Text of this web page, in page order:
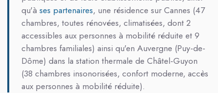
qu'à ses partenaires, une résidence sur Cannes (47
chambres, toutes rénovées, climatisées, dont 2
accessibles aux personnes à mobilité réduite et 9
chambres familiales) ainsi qu'en Auvergne (Puy-de-
Dôme) dans la station thermale de Châtel-Guyon
(38 chambres insonorisées, confort moderne, accès
aux personnes à mobilité réduite).